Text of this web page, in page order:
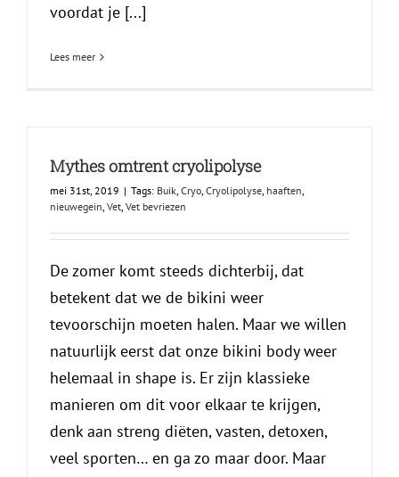
voordat je [...]
Lees meer
Mythes omtrent cryolipolyse
mei 31st, 2019 | Tags: Buik Cryo Cryolipolyse haaften
nieuwegein Vet Vet bevriezen
De zomer komt steeds dichterbij, dat
betekent dat we de bikini weer
tevoorschijn moeten halen. Maar we willen
natuurlijk eerst dat onze bikini body weer
helemaal in shape is. Er zijn klassieke
manieren om dit voor elkaar te krijgen,
denk aan streng diëten, vasten, detoxen,
veel sporten… en ga zo maar door. Maar